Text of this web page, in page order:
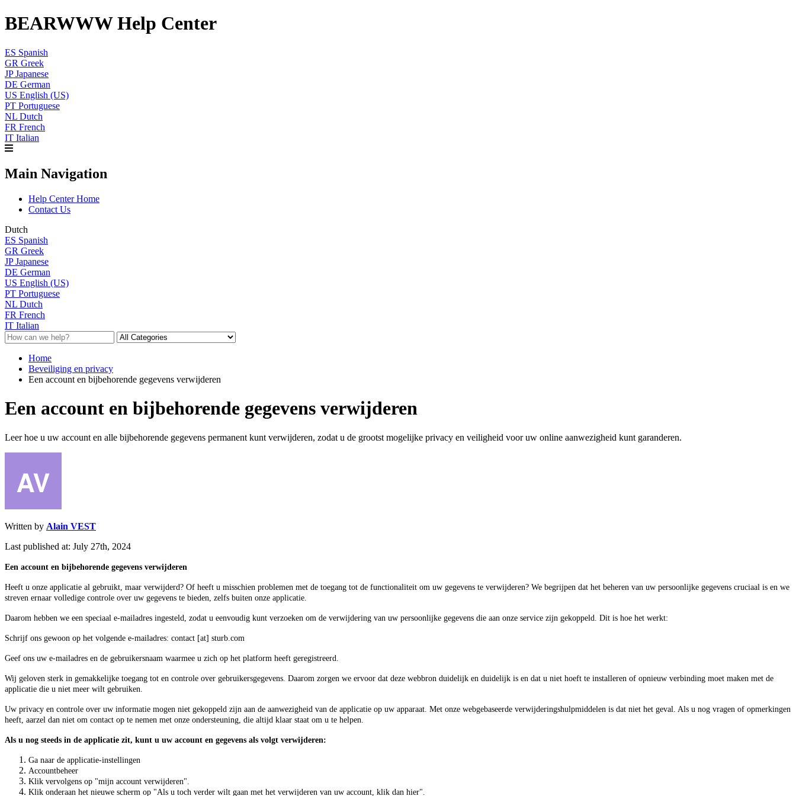
BEARWWW Help Center
ES Spanish
GR Greek
JP Japanese
DE German
US English (US)
PT Portuguese
NL Dutch
FR French
IT Italian
Main Navigation
Help Center Home
Contact Us
Dutch
ES Spanish
GR Greek
JP Japanese
DE German
US English (US)
PT Portuguese
NL Dutch
FR French
IT Italian
Home
Beveiliging en privacy
Een account en bijbehorende gegevens verwijderen
Een account en bijbehorende gegevens verwijderen
Leer hoe u uw account en alle bijbehorende gegevens permanent kunt verwijderen, zodat u de grootst mogelijke privacy en veiligheid voor uw online aanwezigheid kunt garanderen.
Written by Alain VEST
Last published at: July 27th, 2024
Een account en bijbehorende gegevens verwijderen
Heeft u onze applicatie al gebruikt, maar verwijderd? Of heeft u misschien problemen met de toegang tot de functionaliteit om uw gegevens te verwijderen? We begrijpen dat het beheren van uw persoonlijke gegevens cruciaal is en we
streven ernaar volledige controle over uw gegevens te bieden, zelfs buiten onze applicatie.
Daarom hebben we een speciaal e-mailadres ingesteld, zodat u eenvoudig kunt verzoeken om de verwijdering van uw persoonlijke gegevens die aan onze service zijn gekoppeld. Dit is hoe het werkt:
Schrijf ons gewoon op het volgende e-mailadres: contact [at] sturb.com
Geef ons uw e-mailadres en de gebruikersnaam waarmee u zich op het platform heeft geregistreerd.
Wij geloven sterk in gemakkelijke toegang tot en controle over gebruikersgegevens. Daarom zorgen we ervoor dat deze webbron duidelijk en duidelijk is en dat u niet hoeft te installeren of opnieuw verbinding moet maken met de
applicatie die u niet meer wilt gebruiken.
Uw privacy en controle over uw informatie mogen niet gekoppeld zijn aan de aanwezigheid van de applicatie op uw apparaat. Met onze webgebaseerde verwijderingshulpmiddelen is dat niet het geval. Als u nog vragen of opmerkingen
heeft, aarzel dan niet om contact op te nemen met onze ondersteuning, die altijd klaar staat om u te helpen.
Als u nog steeds in de applicatie zit, kunt u uw account en gegevens als volgt verwijderen:
Ga naar de applicatie-instellingen
Accountbeheer
Klik vervolgens op "mijn account verwijderen".
Klik onderaan het nieuwe scherm op "Als u toch verder wilt gaan met het verwijderen van uw account, klik dan hier".